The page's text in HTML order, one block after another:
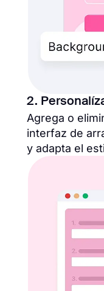
2.
Agrega o
interfaz de
y adapta el